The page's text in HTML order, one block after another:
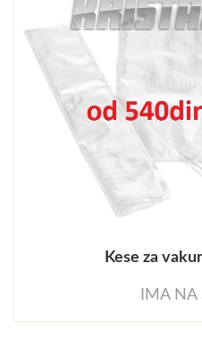
Kese za
IMA